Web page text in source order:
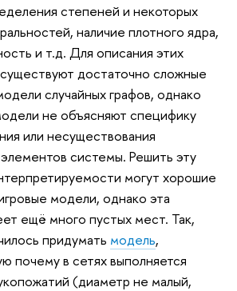
степеней и некоторых
наличие плотного ядра,
и т.д. Для описания этих
достаточно сложные
случайных графов, однако
не объясняют специфику
или несуществования
системы. Решить эту
могут хорошие
модели, однако эта
ещё много пустых мест. Так,
придумать модель,
почему в сетях выполняется
(диаметр не малый,